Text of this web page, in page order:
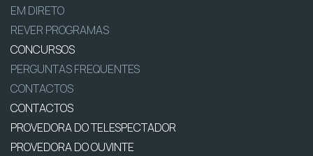
EM DIRETO
REVER PROGRAMAS
CONCURSOS
PERGUNTAS FREQUENTES
CONTACTOS
CONTACTOS
PROVEDORA DO TELESPECTADOR
PROVEDORA DO OUVINTE